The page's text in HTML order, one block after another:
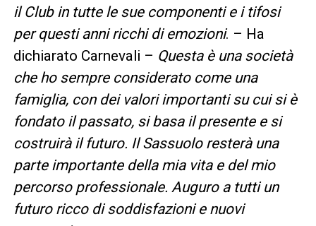
il Club in tutte le sue componenti e i tifosi
per questi anni ricchi di emozioni. – Ha
dichiarato Carnevali – Questa è una società
che ho sempre considerato come una
famiglia, con dei valori importanti su cui si è
fondato il passato, si basa il presente e si
costruirà il futuro. Il Sassuolo resterà una
parte importante della mia vita e del mio
percorso professionale. Auguro a tutti un
futuro ricco di soddisfazioni e nuovi